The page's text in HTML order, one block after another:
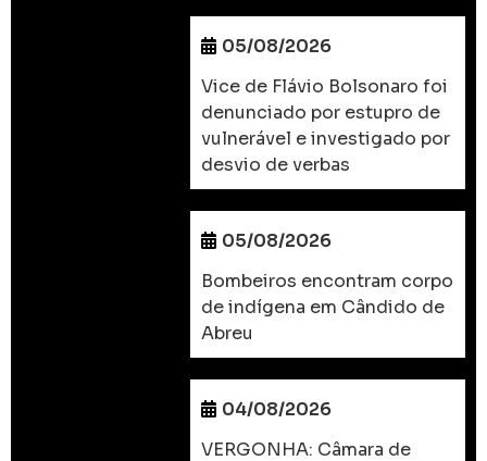
05/08/2026
Vice de Flávio Bolsonaro foi
denunciado por estupro de
vulnerável e investigado por
desvio de verbas
05/08/2026
Bombeiros encontram corpo
de indígena em Cândido de
Abreu
04/08/2026
VERGONHA: Câmara de